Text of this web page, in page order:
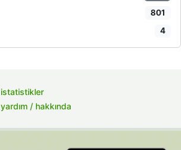
801
4
istatistikler
yardım / hakkında